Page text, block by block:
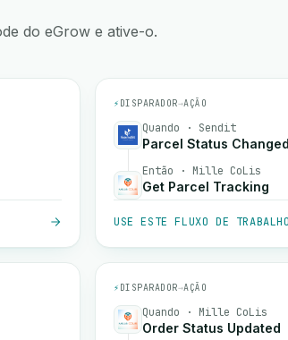
do eGrow e ative-o.
⚡ DISPARADOR→AÇÃO
Quando · Sendit
Parcel Status
Então · Mille CoLis
Get Parcel Tracking
USE ESTE FLUXO DE
⚡ DISPARADOR→AÇÃO
Quando · Mille CoLis
Order Status Updated